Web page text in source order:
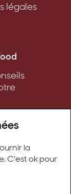
légales
la
C'est ok pour